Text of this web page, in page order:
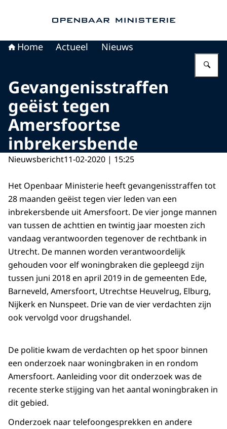
Home Actueel Nieuws
Gevangenisstraffen
geëist tegen
Amersfoortse
inbrekersbende
Nieuwsbericht11-02-2020 | 15:25
Het Openbaar Ministerie heeft gevangenisstraffen tot
28 maanden geëist tegen vier leden van een
inbrekersbende uit Amersfoort. De vier jonge mannen
van tussen de achttien en twintig jaar moesten zich
vandaag verantwoorden tegenover de rechtbank in
Utrecht. De mannen worden verantwoordelijk
gehouden voor elf woningbraken die gepleegd zijn
tussen juni 2018 en april 2019 in de gemeenten Ede,
Barneveld, Amersfoort, Utrechtse Heuvelrug, Elburg,
Nijkerk en Nunspeet. Drie van de vier verdachten zijn
ook vervolgd voor drugshandel.
De politie kwam de verdachten op het spoor binnen
een onderzoek naar woningbraken in en rondom
Amersfoort. Aanleiding voor dit onderzoek was de
recente sterke stijging van het aantal woningbraken in
dit gebied.
Onderzoek naar telefoongesprekken en andere